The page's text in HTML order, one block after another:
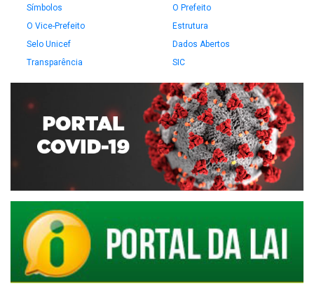
Símbolos
O Prefeito
O Vice-Prefeito
Estrutura
Selo Unicef
Dados Abertos
Transparência
SIC